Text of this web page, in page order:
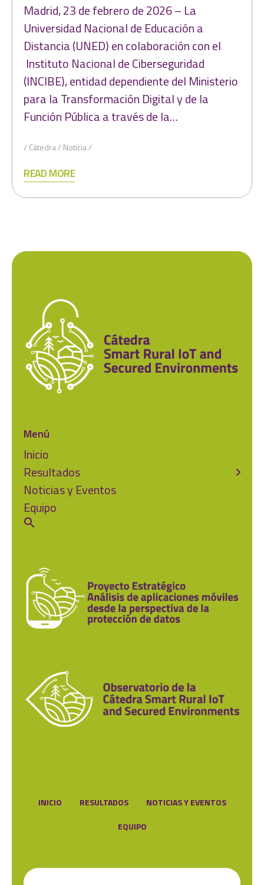
Madrid, 23 de febrero de 2026 – La
Universidad Nacional de Educación a
Distancia (UNED) en colaboración con el
Instituto Nacional de Ciberseguridad
(INCIBE), entidad dependiente del Ministerio
para la Transformación Digital y de la
Función Pública a través de la…
Cátedra Noticia
READ MORE
Menú
Inicio
Resultados
Noticias y Eventos
Equipo
INICIO RESULTADOS
NOTICIAS Y EVENTOS
EQUIPO